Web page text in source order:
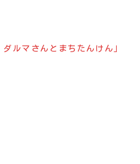
ルマさんとまちたんけん」